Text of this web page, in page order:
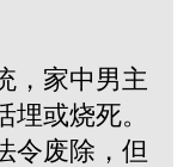
，家中男主
或烧死。
令废除，但